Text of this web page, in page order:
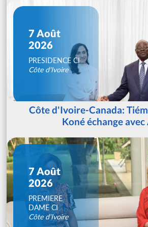
7 Août
2026
PRESIDENCE CI
Côte d'Ivoire
Côte d'Ivoire-Canada:
Koné échange avec
7 Août
2026
PREMIERE
DAME CI
Côte d'Ivoire